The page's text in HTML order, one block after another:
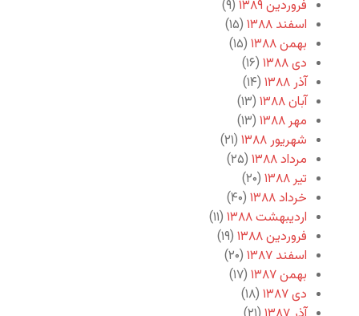
فروردین ۱۳۸۹
(۹)
اسفند ۱۳۸۸
(۱۵)
بهمن ۱۳۸۸
(۱۵)
دی ۱۳۸۸
(۱۶)
آذر ۱۳۸۸
(۱۴)
آبان ۱۳۸۸
(۱۳)
مهر ۱۳۸۸
(۱۳)
شهریور ۱۳۸۸
(۲۱)
مرداد ۱۳۸۸
(۲۵)
تیر ۱۳۸۸
(۲۰)
خرداد ۱۳۸۸
(۴۰)
اردیبهشت ۱۳۸۸
(۱۱)
فروردین ۱۳۸۸
(۱۹)
اسفند ۱۳۸۷
(۲۰)
بهمن ۱۳۸۷
(۱۷)
دی ۱۳۸۷
(۱۸)